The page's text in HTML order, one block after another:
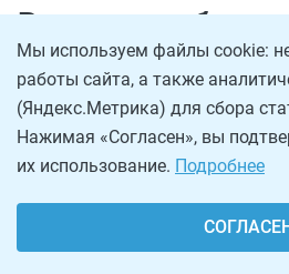
Вам может быть
Мы используем файлы cookie:
работы сайта, а также
(Яндекс.Метрика) для сбора
Нажимая «Согласен», вы
их использование. Подробнее